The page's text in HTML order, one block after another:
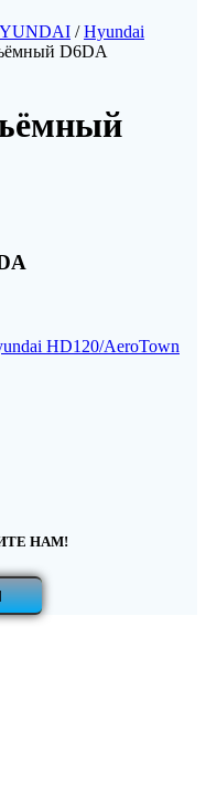
/Hyundai
D6DA
HD120/AeroTown
НАМ!